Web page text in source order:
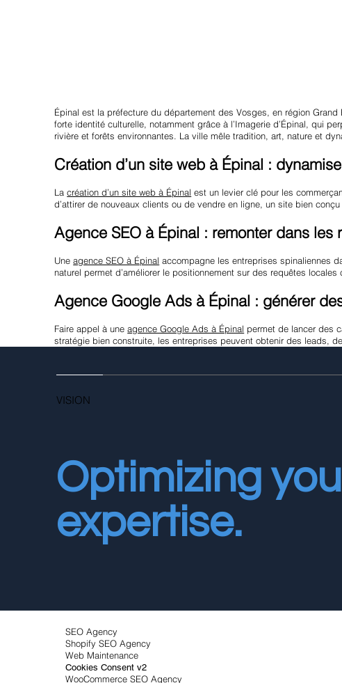
Épinal est la préfecture du département des Vosges, en région
forte identité culturelle, notamment grâce à l’Imagerie d’Épinal, qui
rivière et forêts environnantes. La ville mêle tradition, art, nature et
Création d’un site web à Épinal :
Lacréation d’un site web à Épinal est un levier clé pour les
d’attirer de nouveaux clients ou de vendre en ligne, un site bien
Agence SEO à Épinal : remonter dans
Uneagence SEO à Épinal accompagne les entreprises spinaliennes
naturel permet d’améliorer le positionnement sur des requêtes
Agence Google Ads à Épinal : générer
Faire appel à uneagence Google Ads à Épinal permet de lancer des
stratégie bien construite, les entreprises peuvent obtenir des leads,
VISION
Optimizing
expertise.
SEO Agency
Shopify SEO Agency
Web Maintenance
Cookies Consent v2
WooCommerce SEO Agency